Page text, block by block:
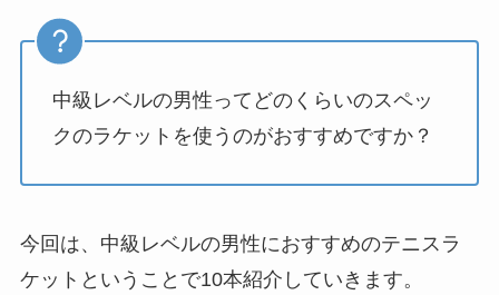
中級レベルの男性ってどのくらいのスペッ
クのラケットを使うのがおすすめですか？
今回は、中級レベルの男性におすすめのテニスラ
ケットということで10本紹介していきます。